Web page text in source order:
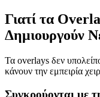
Γιατί τα
Δημιουργούν
Τα overlays δεν
κάνουν την εμπειρία
Συγκρούονται με